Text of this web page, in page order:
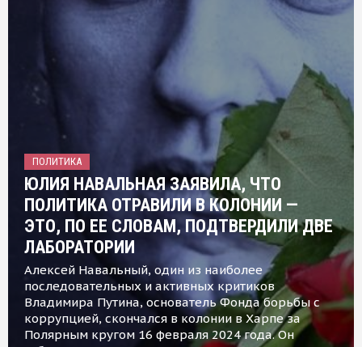
ПОЛИТИКА
ЮЛИЯ НАВАЛЬНАЯ ЗАЯВИЛА, ЧТО
ПОЛИТИКА ОТРАВИЛИ В КОЛОНИИ —
ЭТО, ПО ЕЕ СЛОВАМ, ПОДТВЕРДИЛИ ДВЕ
ЛАБОРАТОРИИ
Алексей Навальный, один из наиболее
последовательных и активных критиков
Владимира Путина, основатель Фонда борьбы с
коррупцией, скончался в колонии в Харпе за
Полярным кругом 16 февраля 2024 года. Он